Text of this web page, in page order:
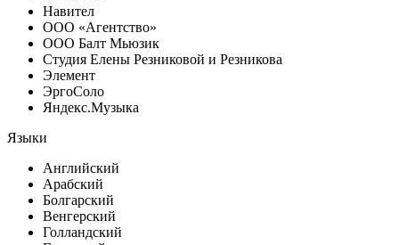
Навител
ООО «Агентство»
ООО Балт Мьюзик
Студия Елены Резниковой и Резникова
Элемент
ЭргоСоло
Яндекс.Музыка
Языки
Английский
Арабский
Болгарский
Венгерский
Голландский